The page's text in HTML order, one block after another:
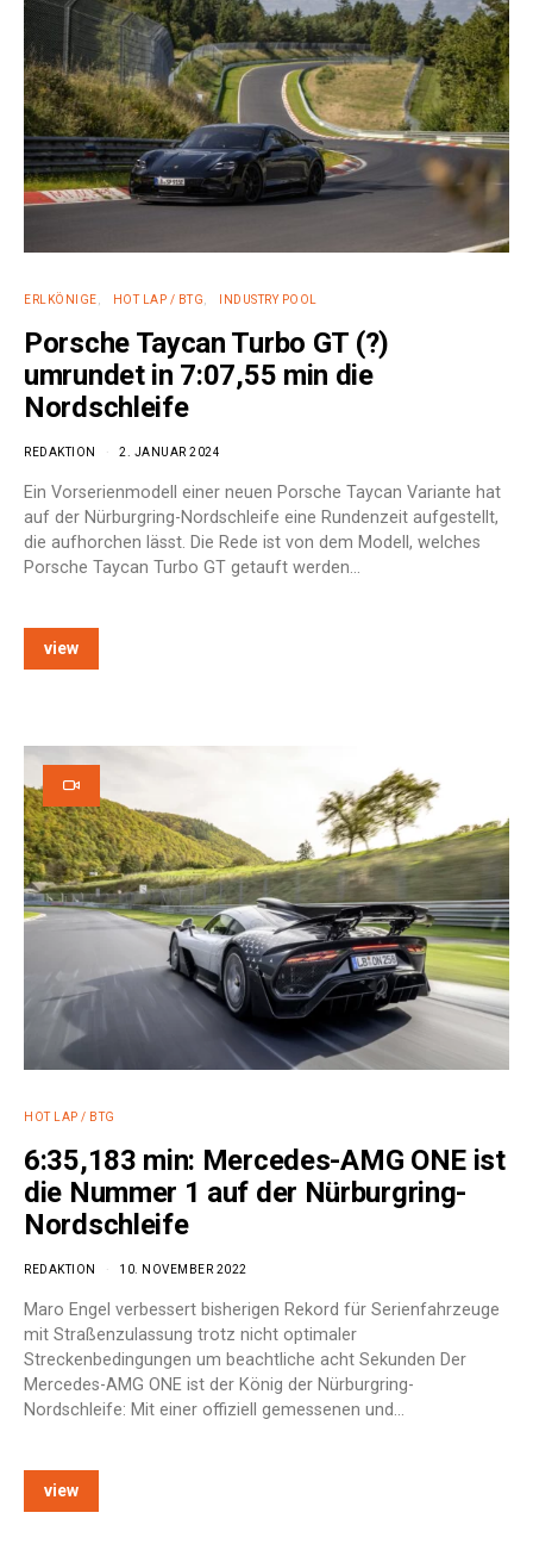
ERLKÖNIGE HOT LAP / BTG INDUSTRY POOL
Porsche Taycan Turbo GT (?)
umrundet in 7:07,55 min die
Nordschleife
REDAKTION 2. JANUAR 2024
Ein Vorserienmodell einer neuen Porsche Taycan Variante hat
auf der Nürburgring-Nordschleife eine Rundenzeit aufgestellt,
die aufhorchen lässt. Die Rede ist von dem Modell, welches
Porsche Taycan Turbo GT getauft werden…
view
HOT LAP / BTG
6:35,183 min: Mercedes-AMG ONE ist
die Nummer 1 auf der Nürburgring-
Nordschleife
REDAKTION 10. NOVEMBER 2022
Maro Engel verbessert bisherigen Rekord für Serienfahrzeuge
mit Straßenzulassung trotz nicht optimaler
Streckenbedingungen um beachtliche acht Sekunden Der
Mercedes-AMG ONE ist der König der Nürburgring-
Nordschleife: Mit einer offiziell gemessenen und…
view